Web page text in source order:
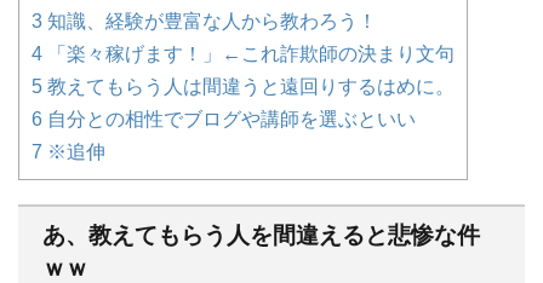
3 知識、経験が豊富な人から教わろう！
4 「楽々稼げます！」←これ詐欺師の決まり文句
5 教えてもらう人は間違うと遠回りするはめに。
6 自分との相性でブログや講師を選ぶといい
7 ※追伸
あ、教えてもらう人を間違えると悲惨な件
ｗｗ